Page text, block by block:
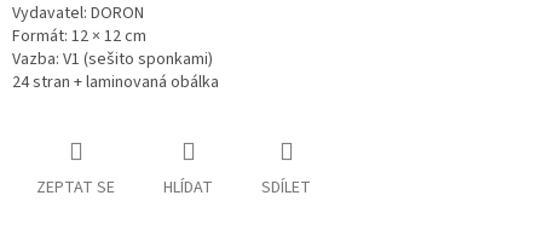
Vydavatel: DORON
Formát: 12 × 12 cm
Vazba: V1 (sešito sponkami)
24 stran + laminovaná obálka
ZEPTAT SE HLÍDAT SDÍLET